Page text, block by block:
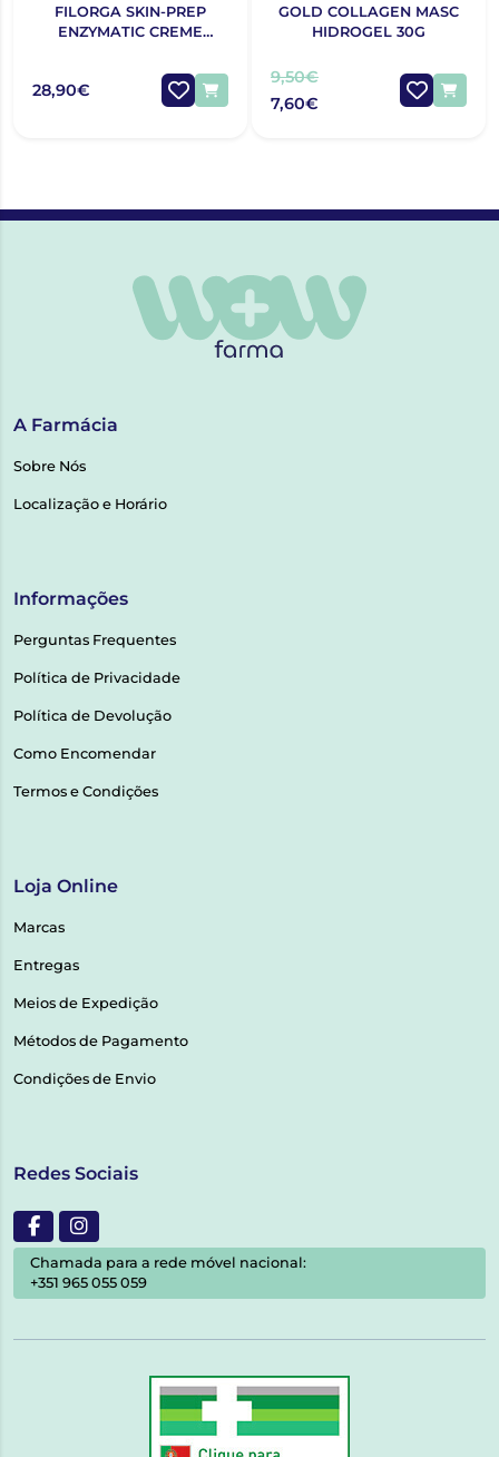
FILORGA SKIN-PREP
ENZYMATIC CREME
28,90€
GOLD COLLAGEN MASC
HIDROGEL 30G
9,50€
7,60€
A Farmácia
Sobre Nós
Localização e Horário
Informações
Perguntas Frequentes
Política de Privacidade
Política de Devolução
Como Encomendar
Termos e Condições
Loja Online
Marcas
Entregas
Meios de Expedição
Métodos de Pagamento
Condições de Envio
Redes Sociais
Chamada para a rede móvel nacional:
+351 965 055 059